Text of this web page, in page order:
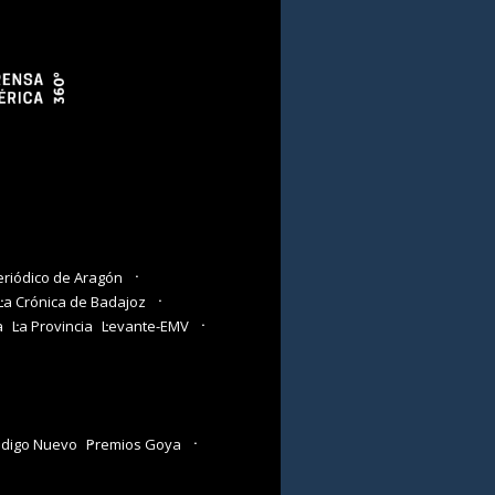
de Aragón
Crónica de Badajoz
La Provincia Levante-EMV
Nuevo Premios Goya